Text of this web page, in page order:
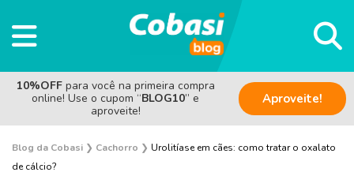
10%OFF para você na primeira compra
online! Use o cupom “BLOG10” e
aproveite!
Aproveite!
Blog da Cobasi ❯ Cachorro ❯ Urolitíase em cães: como tratar o oxalato
de cálcio?